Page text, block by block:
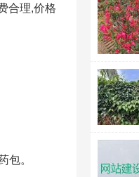
合理,价格
包。